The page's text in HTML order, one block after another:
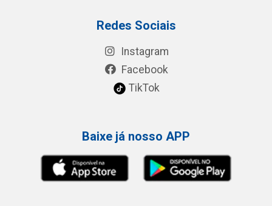
Redes Sociais
Instagram
Facebook
TikTok
Baixe já nosso APP